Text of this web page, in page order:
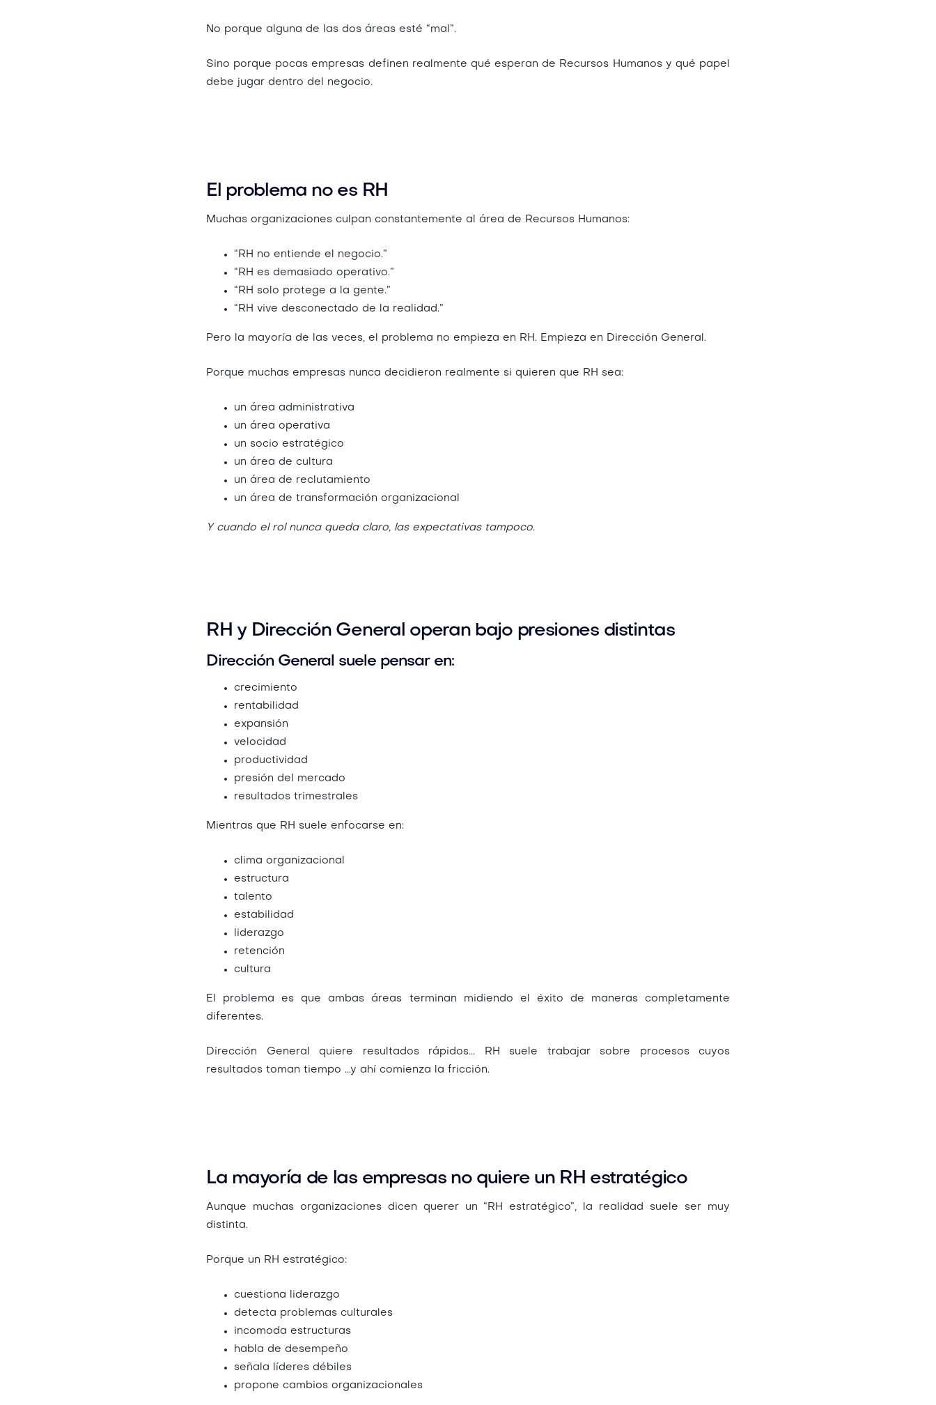
No porque alguna de las dos áreas esté “mal”.
Sino porque pocas empresas definen realmente qué esperan de Recursos Humanosy qué papel
debe jugar dentro del negocio.
El problema no es RH
Muchas organizaciones culpan constantemente al área de Recursos Humanos:
“RH no entiende el negocio.”
“RH es demasiado operativo.”
“RH solo protege a la gente.”
“RH vive desconectado de la realidad.”
Pero la mayoría de las veces, el problema no empieza en RH. Empieza en Dirección General.
Porque muchas empresas nunca decidieron realmente si quieren que RH sea:
un área administrativa
un área operativa
un socio estratégico
un área de cultura
un área de reclutamiento
un área de transformación organizacional
Y cuando el rol nunca queda claro, las expectativas tampoco.
RH y Dirección General operan bajo presiones distintas
Dirección General suele pensar en:
crecimiento
rentabilidad
expansión
velocidad
productividad
presión del mercado
resultados trimestrales
Mientras que RH suele enfocarse en:
clima organizacional
estructura
talento
estabilidad
liderazgo
retención
cultura
El problema es que ambas áreas terminan midiendo el éxito de maneras completamente
diferentes.
Dirección General quiere resultados rápidos... RH suele trabajar sobre procesos cuyos
resultados toman tiempo ...y ahí comienza la fricción.
La mayoría de las empresas no quiere un RH estratégico
Aunque muchas organizaciones dicen querer un “RH estratégico”, la realidad suele ser muy
distinta.
Porque un RH estratégico:
cuestiona liderazgo
detecta problemas culturales
incomoda estructuras
habla de desempeño
señala líderes débiles
propone cambios organizacionales